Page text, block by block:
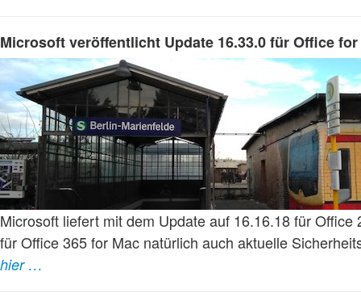
Microsoft veröffentlicht Update 16.33.0 für Office for
Microsoft liefert mit dem Update auf 16.16.18 für Office
für Office 365 for Mac natürlich auch aktuelle
hier …